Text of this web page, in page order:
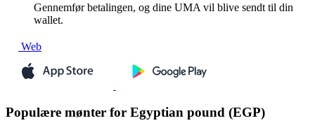
Gennemfør betalingen, og dine UMA vil blive sendt til din
wallet.
Web
Populære mønter for Egyptian pound (EGP)